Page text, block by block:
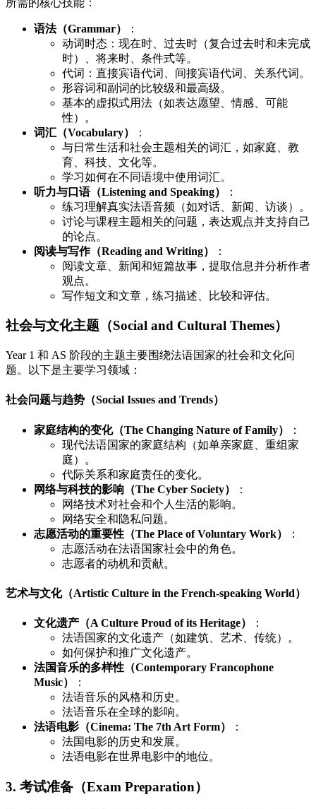
语法（Grammar）
：
动词时态：现在时、过去时（复合过去时和未完成
时）、将来时、条件式等。
代词：直接宾语代词、间接宾语代词、关系代词。
形容词和副词的比较级和最高级。
基本的虚拟式用法（如表达愿望、情感、可能
性）。
词汇（Vocabulary）
：
与日常生活和社会主题相关的词汇，如家庭、教
育、科技、文化等。
学习如何在不同语境中使用词汇。
听力与口语（Listening and Speaking）
：
练习理解真实法语音频（如对话、新闻、访谈）。
讨论与课程主题相关的问题，表达观点并支持自己
的论点。
阅读与写作（Reading and Writing）
：
阅读文章、新闻和短篇故事，提取信息并分析作者
观点。
写作短文和文章，练习描述、比较和评估。
社会与文化主题（Social and Cultural Themes）
Year 1 和 AS 阶段的主题主要围绕法语国家的社会和文化问
题。以下是主要学习领域：
社会问题与趋势（Social Issues and Trends）
家庭结构的变化（The Changing Nature of Family）
：
现代法语国家的家庭结构（如单亲家庭、重组家
庭）。
代际关系和家庭责任的变化。
网络与科技的影响（The Cyber Society）
：
网络技术对社会和个人生活的影响。
网络安全和隐私问题。
志愿活动的重要性（The Place of Voluntary Work）
：
志愿活动在法语国家社会中的角色。
志愿者的动机和贡献。
艺术与文化（Artistic Culture in the French-speaking World）
文化遗产（A Culture Proud of its Heritage）
：
法语国家的文化遗产（如建筑、艺术、传统）。
如何保护和推广文化遗产。
法国音乐的多样性（Contemporary Francophone
Music）
：
法语音乐的风格和历史。
法语音乐在全球的影响。
法语电影（Cinema: The 7th Art Form）
：
法国电影的历史和发展。
法语电影在世界电影中的地位。
3. 考试准备（Exam Preparation）